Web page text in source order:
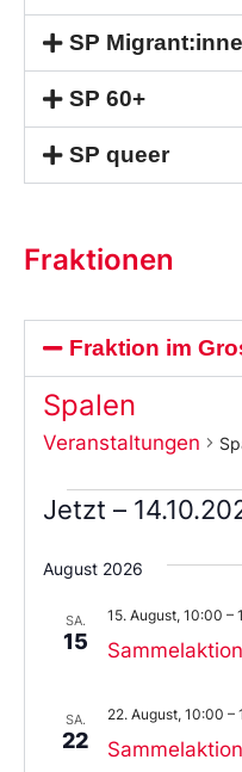
SP
SP 60+
SP queer
Fraktionen
Fraktion im
Spalen
Veranstaltungen
Jetzt –
Sie
das
aus.
August 2026
SA.
15
15. August, 10:00 –
SA.
22
22. August, 10:00 –